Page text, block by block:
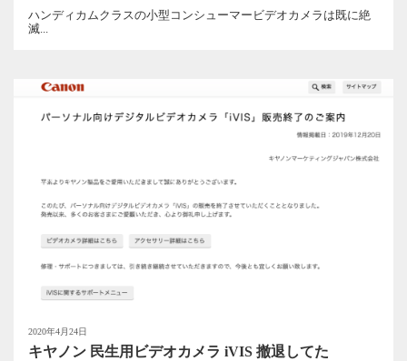
ハンディカムクラスの小型コンシューマービデオカメラは既に絶
滅...
2020年4月24日
キヤノン 民生用ビデオカメラ iVIS 撤退してた